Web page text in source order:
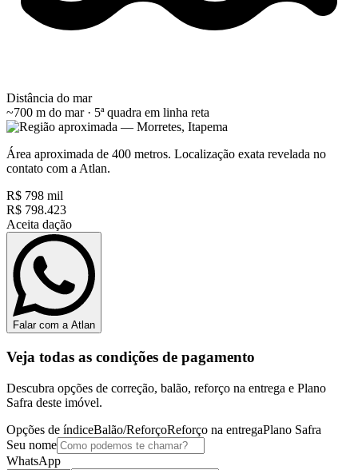
Distância do mar
~700 m do mar · 5ª quadra em linha reta
Área aproximada de 400 metros. Localização exata revelada no
contato com a Atlan.
R$ 798 mil
R$ 798.423
Aceita dação
Falar com a Atlan
Veja todas as condições de pagamento
Descubra opções de correção, balão, reforço na entrega e Plano
Safra deste imóvel.
Opções de índiceBalão/ReforçoReforço na entregaPlano Safra
Seu nome
WhatsApp